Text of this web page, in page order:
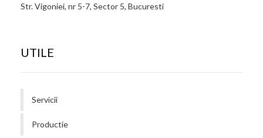
Str. Vigoniei, nr 5-7, Sector 5, Bucuresti
UTILE
Servicii
Productie